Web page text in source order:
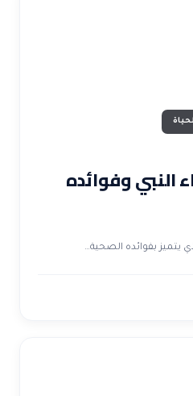
النبي وفوائده
يتميز بفوائده الصحية…